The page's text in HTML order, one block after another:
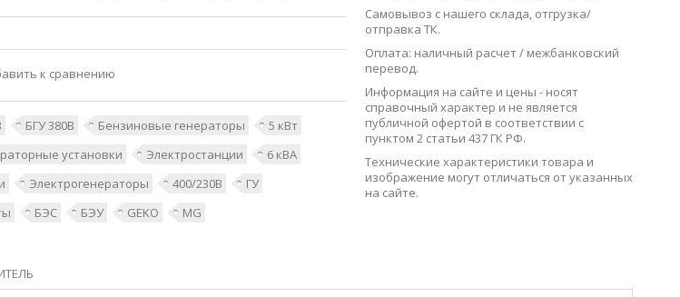
к сравнению
БГУ 380В Бензиновые генераторы
5 кВт
установки Электростанции
6 кВА
Электрогенераторы 400/230В
ГУ
БЭС БЭУ GEKO MG
Самовывоз с нашего склада, отгрузка/
отправка ТК.
Оплата: наличный расчет / межбанковский
перевод.
Информация на сайте и цены - носят
справочный характер и не является
публичной офертой в соответствии с
пунктом 2 статьи 437 ГК РФ.
Технические характеристики товара и
изображение могут отличаться от указанных
на сайте.